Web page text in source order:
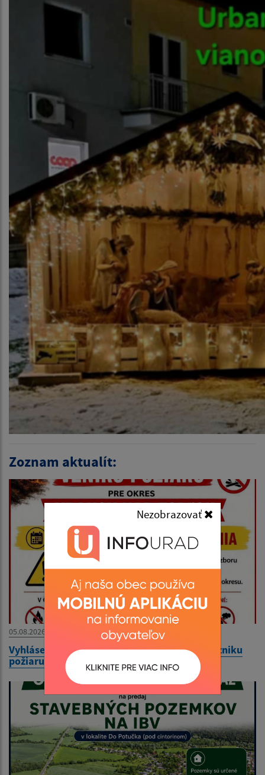
Zoznam aktualít:
05.08.2026
Vyhlásenie času zvýšeného nebezpečenstva vzniku
požiaru
Nezobrazovať